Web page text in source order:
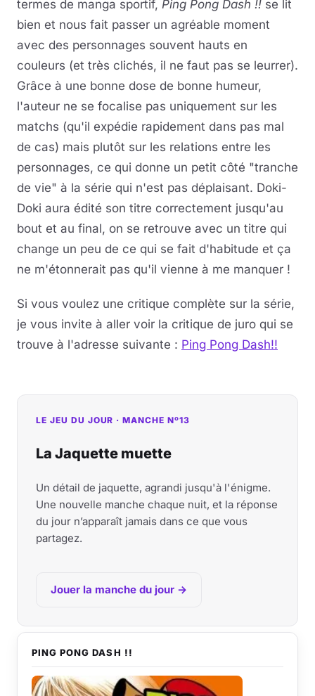
termes de manga sportif, Ping Pong Dash !! se lit
bien et nous fait passer un agréable moment
avec des personnages souvent hauts en
couleurs (et très clichés, il ne faut pas se leurrer).
Grâce à une bonne dose de bonne humeur,
l'auteur ne se focalise pas uniquement sur les
matchs (qu'il expédie rapidement dans pas mal
de cas) mais plutôt sur les relations entre les
personnages, ce qui donne un petit côté "tranche
de vie" à la série qui n'est pas déplaisant. Doki-
Doki aura édité son titre correctement jusqu'au
bout et au final, on se retrouve avec un titre qui
change un peu de ce qui se fait d'habitude et ça
ne m'étonnerait pas qu'il vienne à me manquer !
Si vous voulez une critique complète sur la série,
je vous invite à aller voir la critique de juro qui se
trouve à l'adresse suivante : Ping Pong Dash!!
LE JEU DU JOUR · MANCHE Nº13
La Jaquette muette
Un détail de jaquette, agrandi jusqu'à l'énigme.
Une nouvelle manche chaque nuit, et la réponse
du jour n’apparaît jamais dans ce que vous
partagez.
Jouer la manche du jour →
PING PONG DASH !!